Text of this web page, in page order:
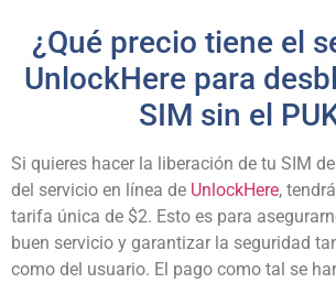
¿Qué precio tiene el
UnlockHere para
SIM sin el
Si quieres hacer la liberación de tu SIM
del servicio en línea de UnlockHere,
tarifa única de $2. Esto es para
buen servicio y garantizar la seguridad
como del usuario. El pago como tal se